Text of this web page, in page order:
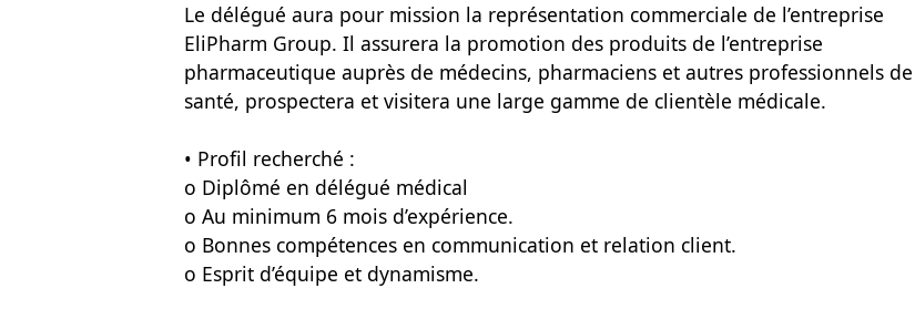
Le délégué aura pour mission la représentation commerciale de l’entreprise
EliPharm Group. Il assurera la promotion des produits de l’entreprise
pharmaceutique auprès de médecins, pharmaciens et autres professionnels de
santé, prospectera et visitera une large gamme de clientèle médicale.
• Profil recherché :
o Diplômé en délégué médical
o Au minimum 6 mois d’expérience.
o Bonnes compétences en communication et relation client.
o Esprit d’équipe et dynamisme.